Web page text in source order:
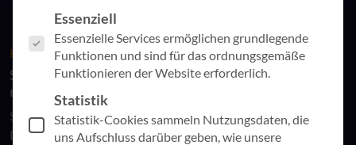
KOSTENFREIER WORKSHOP
Schritt für Schritt zum individuellen Dashboard – in
nur einem Tag
Sie möchten fundierte Entscheidungen auf Basis valider
Daten treffen – schnell, visuell und verständlich? Dann ist
Es folgt eine Liste der Service-Gruppen, für die eine
Essenziell
Essenzielle Services ermöglichen grundlegende
Funktionen und sind für das ordnungsgemäße
Funktionieren der Website erforderlich.
Statistik
Statistik-Cookies sammeln Nutzungsdaten, die
uns Aufschluss darüber geben, wie unsere